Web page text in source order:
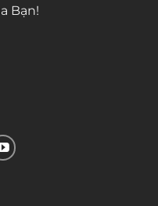
Bạn!